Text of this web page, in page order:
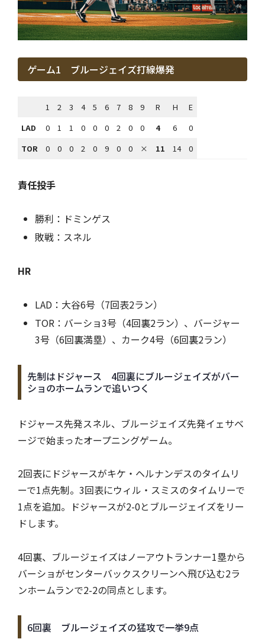
ゲーム1 ブルージェイズ打線爆発
1 2 3 4 5 6 7 8 9 R H
E
LAD
0 1 1 0 0 0 2 0 0 4 6
0
TOR
0 0 0 2 0 9 0 0 × 11 14 0
責任投手
勝利：ドミンゲス
敗戦：スネル
HR
LAD：大谷6号（7回表2ラン）
TOR：バーショ3号（4回裏2ラン）、バージャー
3号（6回裏満塁）、カーク4号（6回裏2ラン）
先制はドジャース 4回裏にブルージェイズがバー
ショのホームランで追いつく
ドジャース先発スネル、ブルージェイズ先発イェサベ
ージで始まったオープニングゲーム。
2回表にドジャースがキケ・ヘルナンデスのタイムリ
ーで1点先制。3回表にウィル・スミスのタイムリーで
1点を追加。ドジャースが2-0とブルージェイズをリー
ドします。
4回裏、ブルージェイズはノーアウトランナー1塁から
バーショがセンターバックスクリーンへ飛び込む2ラ
ンホームランで2-2の同点とします。
6回裏 ブルージェイズの猛攻で一挙9点